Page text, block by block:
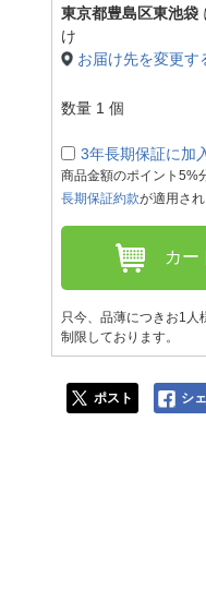
東京都豊島区東池袋
け
お届け先を変更す
数量 1 個
3年長期保証に加
商品金額のポイント5%
長期保証約款が適用され
カー
只今、品薄につきお1人
制限しております。
ポスト シ